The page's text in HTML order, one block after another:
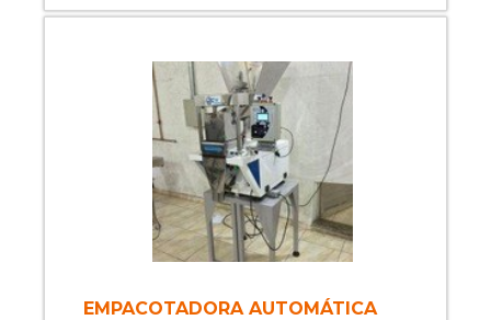
a todos os segmentos industriais.A
VOLUMÉTRICA SEMI
AUTOMÁTICAEntre em contato agora
mesmo com a Prodismaq e encontre as
melhores condições do mercado para
adquirir a sua máquina de envase. A
empresa está desde 1985 conquistando
cada vez mais clientes satisfeitos com a
alta qualidade e eficiência dos produtos
que ela fabrica e comercializa com alta
frutas, gelo, entre outros. Especificações
de 12m²; Produção: Varia de acor....
EMPACOTADORA AUTOMÁTICA